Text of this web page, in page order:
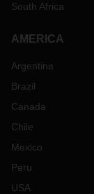
South Africa
AMERICA
Argentina
Brazil
Canada
Chile
Mexico
Peru
USA